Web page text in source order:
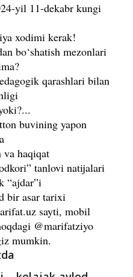
yil 11-dekabr kungi
xodimi kerak!
bo‘shatish mezonlari
qarashlari bilan
buvining yapon
va haqiqat
tanlovi natijalari
“ajdar”i
bir asar tarixi
sayti, mobil
@marifatziyo
mumkin.